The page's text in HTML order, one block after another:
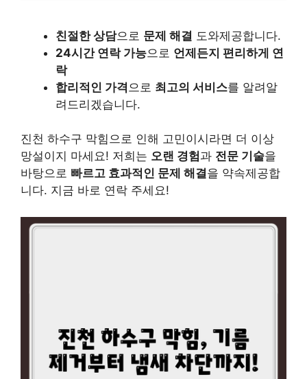
친절한 상담으로 문제 해결 도와제공합니다.
24시간 연락 가능으로 언제든지 편리하게 연
락
합리적인 가격 으로 최고의 서비스를 알려알
려드리겠습니다.
진천 하수구 막힘으로 인해 고민이시라면 더 이상
망설이지 마세요! 저희는 오랜 경험과 전문 기술을
바탕으로 빠르고 효과적인 문제 해결을 약속제공합
니다. 지금 바로 연락 주세요!